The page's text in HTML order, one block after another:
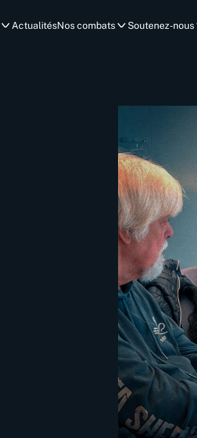
ActualitésNos combats Soutenez-nous